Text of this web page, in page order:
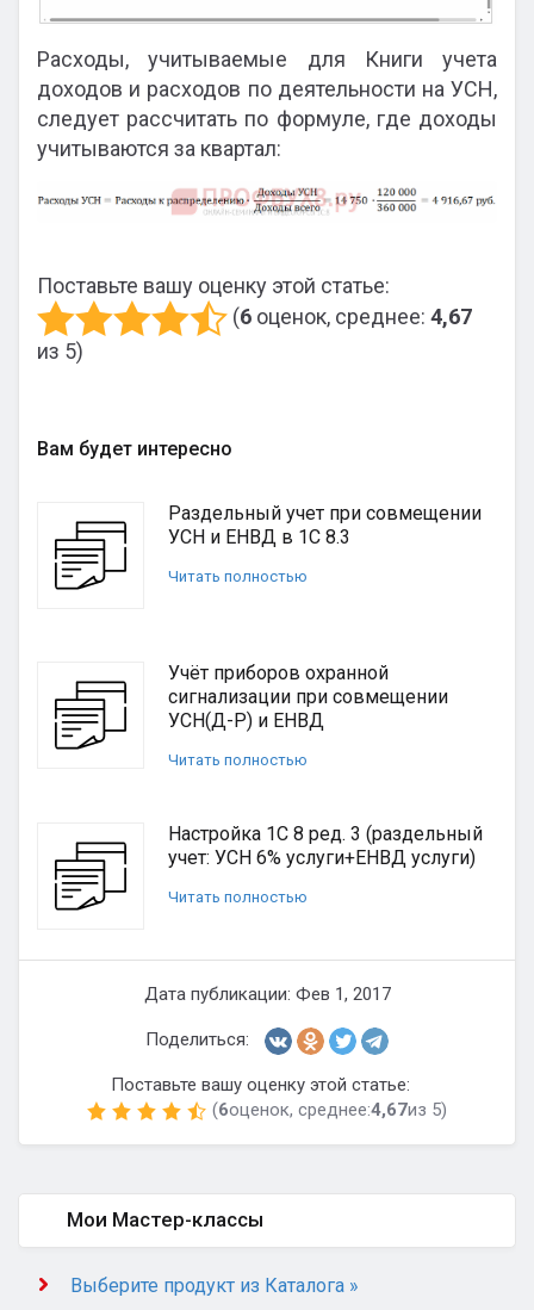
Расходы, учитываемые для Книги учета
доходов и расходов по деятельности на УСН,
следует рассчитать по формуле, где доходы
учитываются за квартал:
Поставьте вашу оценку этой статье:
(6 оценок, среднее: 4,67
из 5)
Вам будет интересно
Раздельный учет при совмещении
УСН и ЕНВД в 1С 8.3
Читать полностью
Учёт приборов охранной
сигнализации при совмещении
УСН(Д-Р) и ЕНВД
Читать полностью
Настройка 1С 8 ред. 3 (раздельный
учет: УСН 6% услуги+ЕНВД услуги)
Читать полностью
Дата публикации: Фев 1, 2017
Поделиться:
Поставьте вашу оценку этой статье:
(6оценок, среднее:4,67из 5)
Мои Мастер-классы
Выберите продукт из Каталога »